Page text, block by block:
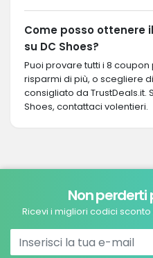
Come posso ottenere
su DC Shoes?
Puoi provare tutti i 8
risparmi di più, o scegliere
consigliato da TrustDeals.it.
Shoes, contattaci volentieri.
Non perderti
Ricevi i migliori codici